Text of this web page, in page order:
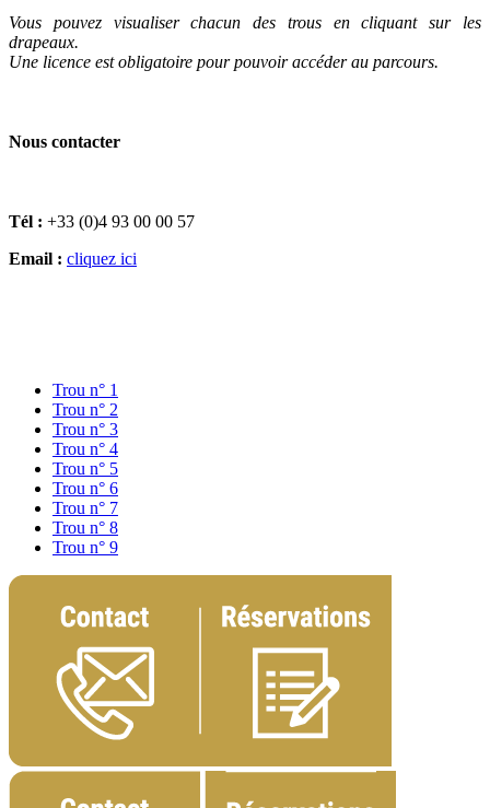
Vous pouvez visualiser chacun des trous en cliquant sur les
drapeaux.
Une licence est obligatoire pour pouvoir accéder au parcours.
Nous contacter
Tél : +33 (0)4 93 00 00 57
Email : cliquez ici
Trou n° 1
Trou n° 2
Trou n° 3
Trou n° 4
Trou n° 5
Trou n° 6
Trou n° 7
Trou n° 8
Trou n° 9